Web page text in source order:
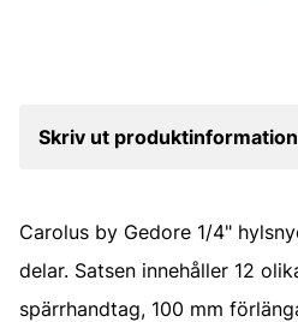
Skriv ut
Carolus by Gedore 1/4"
delar. Satsen innehåller 12
spärrhandtag, 100 mm